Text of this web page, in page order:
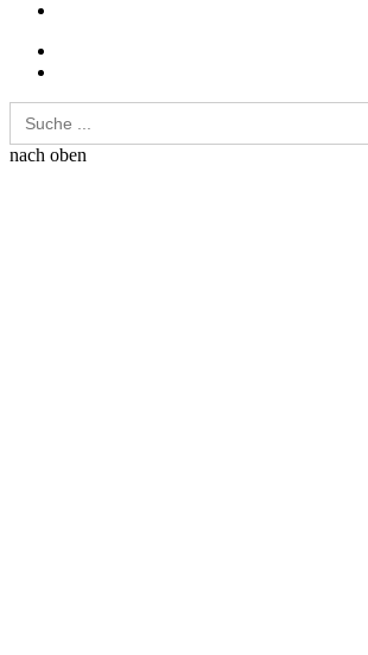
Search
for:
nach oben